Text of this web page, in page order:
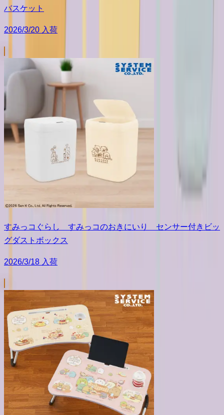
バスケット
2026/3/20 入荷
すみっコぐらし すみっコのおきにいり センサー付きビッ
グダストボックス
2026/3/18 入荷